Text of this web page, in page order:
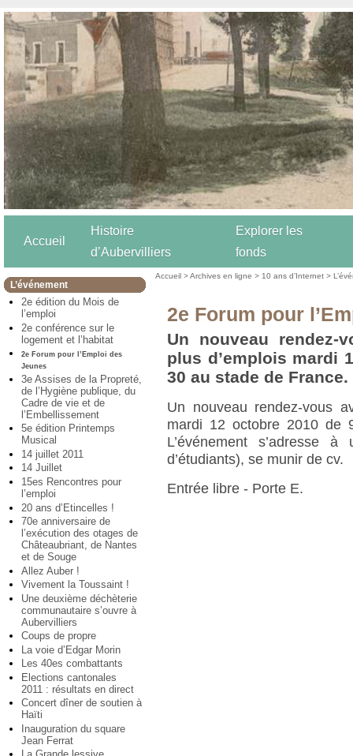
Accueil
Histoire
d’Aubervilliers
Explorer les
fonds
L’événement
2e édition du Mois de
l’emploi
2e conférence sur le
logement et l’habitat
2e Forum pour l’Emploi des
Jeunes
3e Assises de la Propreté,
de l’Hygiène publique, du
Cadre de vie et de
l’Embellissement
5e édition Printemps
Musical
14 juillet 2011
14 Juillet
15es Rencontres pour
l’emploi
20 ans d’Etincelles !
70e anniversaire de
l’exécution des otages de
Châteaubriant, de Nantes
et de Souge
Allez Auber !
Vivement la Toussaint !
Une deuxième déchèterie
communautaire s’ouvre à
Aubervilliers
Coups de propre
La voie d’Edgar Morin
Les 40es combattants
Elections cantonales
2011 : résultats en direct
Concert dîner de soutien à
Haïti
Inauguration du square
Jean Ferrat
Accueil >Archives en ligne > 10 ans d’Internet >
2e Forum pour
Un nouveau rendez-
plus d’emplois mardi
30 au stade de France.
Un nouveau rendez-vous
mardi 12 octobre 2010
L’événement s’adresse
d’étudiants), se munir de cv.
Entrée libre - Porte E.